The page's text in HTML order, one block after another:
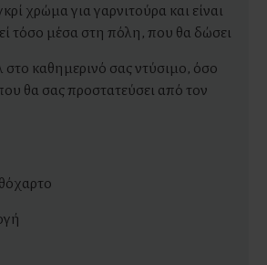
χρώμα για γαρνιτούρα και είναι
τόσο μέσα στη πόλη, που θα δώσει
στο καθημερινό σας ντύσιμο, όσο
θα σας προστατεύσει από τον